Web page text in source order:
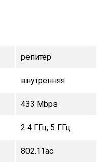
репитер
внутренняя
433 Mbps
2.4 ГГц, 5 ГГц
802.11ac